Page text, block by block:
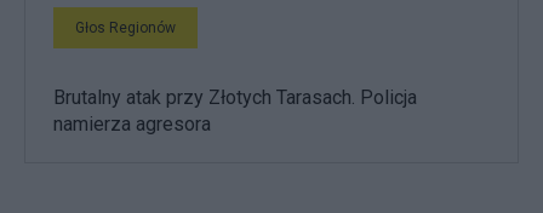
Głos Regionów
Brutalny atak przy Złotych Tarasach. Policja
namierza agresora